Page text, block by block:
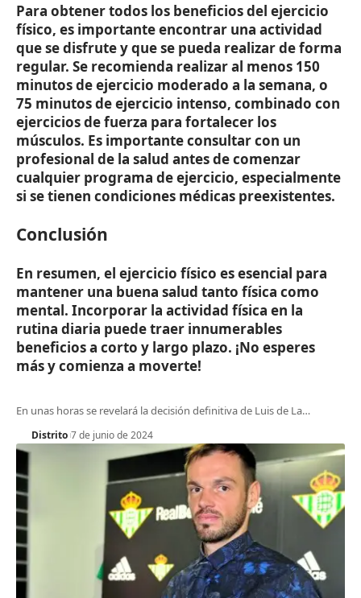
Para obtener todos los beneficios del ejercicio
físico, es importante encontrar una actividad
que se disfrute y que se pueda realizar de forma
regular. Se recomienda realizar al menos 150
minutos de ejercicio moderado a la semana, o
75 minutos de ejercicio intenso, combinado con
ejercicios de fuerza para fortalecer los
músculos. Es importante consultar con un
profesional de la salud antes de comenzar
cualquier programa de ejercicio, especialmente
si se tienen condiciones médicas preexistentes.
Conclusión
En resumen, el ejercicio físico es esencial para
mantener una buena salud tanto física como
mental. Incorporar la actividad física en la
rutina diaria puede traer innumerables
beneficios a corto y largo plazo. ¡No esperes
más y comienza a moverte!
En unas horas se revelará la decisión definitiva de Luis de La…
Distrito 7 de junio de 2024